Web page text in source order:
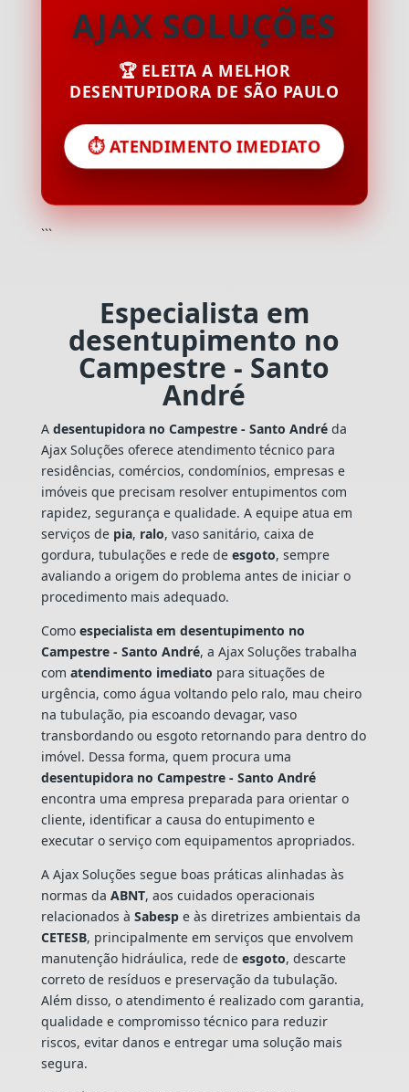
AJAX SOLUÇÕES
🏆 ELEITA A MELHOR
DESENTUPIDORA DE SÃO PAULO
⏱️ ATENDIMENTO IMEDIATO
```
Especialista em
desentupimento no
Campestre - Santo
André
A desentupidora no Campestre - Santo Andréda
Ajax Soluções oferece atendimento técnico para
residências, comércios, condomínios, empresas e
imóveis que precisam resolver entupimentos com
rapidez, segurança e qualidade. A equipe atua em
serviços de pia, ralo, vaso sanitário, caixa de
gordura, tubulações e rede de esgoto, sempre
avaliando a origem do problema antes de iniciar o
procedimento mais adequado.
Como especialista em desentupimento no
Campestre - Santo André, a Ajax Soluções trabalha
com atendimento imediato para situações de
urgência, como água voltando pelo ralo, mau cheiro
na tubulação, pia escoando devagar, vaso
transbordando ou esgoto retornando para dentro do
imóvel. Dessa forma, quem procura uma
desentupidora no Campestre - Santo André
encontra uma empresa preparada para orientar o
cliente, identificar a causa do entupimento e
executar o serviço com equipamentos apropriados.
A Ajax Soluções segue boas práticas alinhadas às
normas da ABNT, aos cuidados operacionais
relacionados à Sabespe às diretrizes ambientais da
CETESB, principalmente em serviços que envolvem
manutenção hidráulica, rede de esgoto, descarte
correto de resíduos e preservação da tubulação.
Além disso, o atendimento é realizado com garantia,
qualidade e compromisso técnico para reduzir
riscos, evitar danos e entregar uma solução mais
segura.